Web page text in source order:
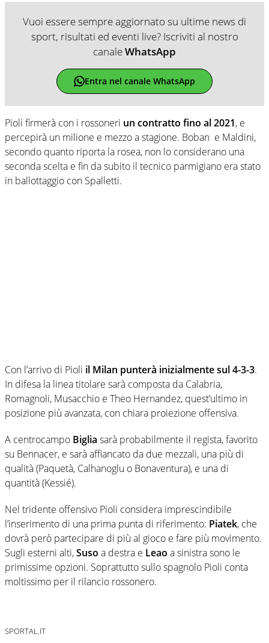
Vuoi essere sempre aggiornato su ultime news di
sport, risultati ed eventi live? Iscriviti al nostro
canaleWhatsApp
Entra nel canale WhatsApp
Pioli firmerà con i rossoneri un contratto fino al 2021, e
percepirà un milione e mezzo a stagione. Boban e Maldini,
secondo quanto riporta la rosea, non lo considerano una
seconda scelta e fin da subito il tecnico parmigiano era stato
in ballottaggio con Spalletti.
Con l’arrivo di Pioli il Milan punterà inizialmente sul 4-3-3.
In difesa la linea titolare sarà composta da Calabria,
Romagnoli, Musacchio e Theo Hernandez, quest’ultimo in
posizione più avanzata, con chiara proiezione offensiva.
A centrocampo Biglia sarà probabilmente il regista, favorito
su Bennacer, e sarà affiancato da due mezzali, una più di
qualità (Paquetà, Calhanoglu o Bonaventura), e una di
quantità (Kessié).
Nel tridente offensivo Pioli considera imprescindibile
l’inserimento di una prima punta di riferimento: Piatek, che
dovrà però partecipare di più al gioco e fare più movimento.
Sugli esterni alti,Suso a destra e Leao a sinistra sono le
primissime opzioni. Soprattutto sullo spagnolo Pioli conta
moltissimo per il rilancio rossonero.
SPORTAL.IT